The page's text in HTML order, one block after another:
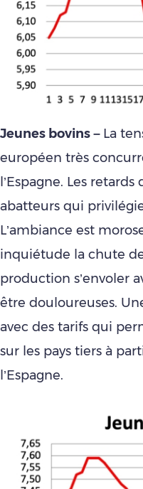
Jeunes bovins – La
européen très
l’Espagne. Les
abatteurs qui
L’ambiance est
inquiétude la chute
production s’envoler
être douloureuses.
avec des tarifs qui
sur les pays tiers à
l’Espagne.